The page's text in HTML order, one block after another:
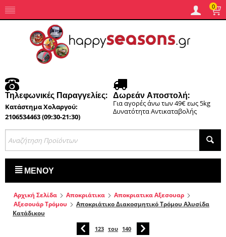
0
Τηλεφωνικές Παραγγελίες:
Κατάστημα Χολαργού:
2106534463 (09:30-21:30)
Δωρεάν Αποστολή:
Για αγορές άνω των 49€ εως 5kg
Δυνατότητα Αντικαταβολής
ΜΕΝΟΎ
Αρχική Σελίδα Αποκριάτικα
Αποκριατικα Αξεσουαρ
Αξεσουάρ Τρόμου
Αποκριάτικο Διακοσμητικό Τρόμου Αλυσίδα
Κατάδικου
123 του 140